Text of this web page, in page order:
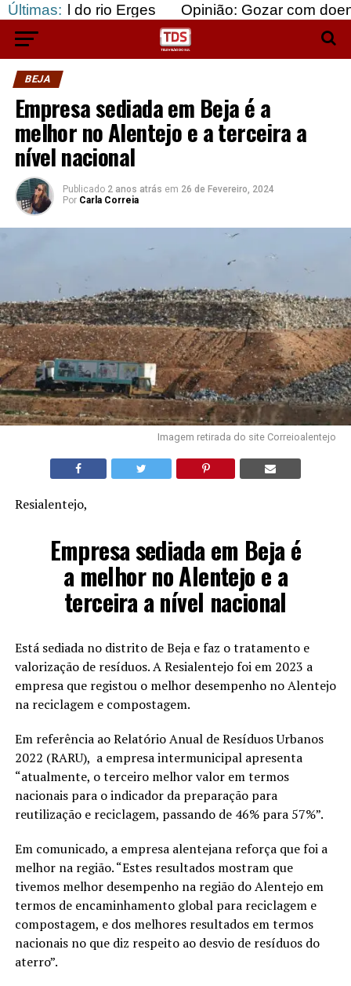
Últimas:
rio Erges Opinião: Gozar com doentes e
BEJA
Empresa sediada em Beja é a
melhor no Alentejo e a terceira a
nível nacional
Publicado 2 anos atrás em 26 de Fevereiro, 2024
Por Carla Correia
Imagem retirada do site Correioalentejo
Resialentejo,
Empresa sediada em Beja é
a melhor no Alentejo e a
terceira a nível nacional
Está sediada no distrito de Beja e faz o tratamento e
valorização de resíduos. A Resialentejo foi em 2023 a
empresa que registou o melhor desempenho no Alentejo
na reciclagem e compostagem.
Em referência ao Relatório Anual de Resíduos Urbanos
2022 (RARU), a empresa intermunicipal apresenta
“atualmente, o terceiro melhor valor em termos
nacionais para o indicador da preparação para
reutilização e reciclagem, passando de 46% para 57%”.
Em comunicado, a empresa alentejana reforça que foi a
melhor na região. “Estes resultados mostram que
tivemos melhor desempenho na região do Alentejo em
termos de encaminhamento global para reciclagem e
compostagem, e dos melhores resultados em termos
nacionais no que diz respeito ao desvio de resíduos do
aterro”.